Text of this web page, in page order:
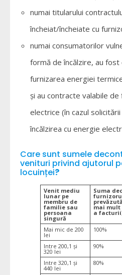
numai titularului
încheiat/încheiate cu
numai consumatorilor
formă de încălzire, au fost
furnizarea energiei
și au contracte valabile
electrice (în cazul
încălzirea cu energie
Care sunt sumele
venituri privind ajutorul
locuinței?
Venit mediu
lunar pe
membru de
familie sau
persoana
singură
Suma
mai mult
a
Mai mic de 200
lei
100%
Intre 200,1 și
320 lei
90%
Intre 320,1 și
440 lei
80%